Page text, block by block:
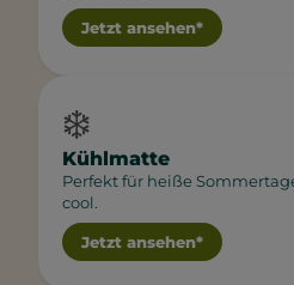
Jetzt ansehen*
❄️
Kühlmatte
Perfekt für heiße
cool.
Jetzt ansehen*